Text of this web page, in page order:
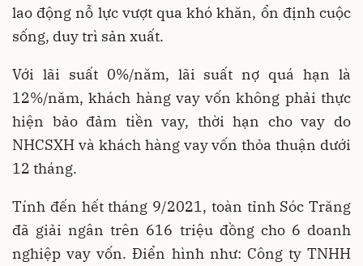
lao động nỗ lực vượt qua khó khăn, ổn định cuộc
sống, duy trì sản xuất.
Với lãi suất 0%/năm, lãi suất nợ quá hạn là
12%/năm, khách hàng vay vốn không phải thực
hiện bảo đảm tiền vay, thời hạn cho vay do
NHCSXH và khách hàng vay vốn thỏa thuận dưới
12 tháng.
Tính đến hết tháng 9/2021, toàn tỉnh Sóc Trăng
đã giải ngân trên 616 triệu đồng cho 6 doanh
nghiệp vay vốn. Điển hình như: Công ty TNHH